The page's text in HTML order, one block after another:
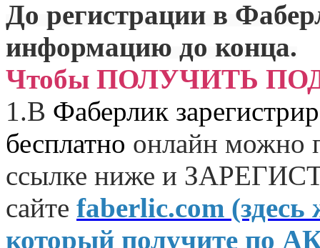
До регистрации в
информацию до конца.
Чтобы ПОЛУЧИТЬ
1.В Фаберлик
бесплатно онлайн можно
ссылке ниже и
сайте faberlic.com
который получите по